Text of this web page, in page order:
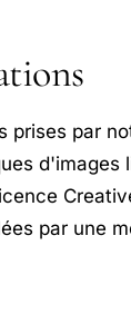
prises par
par une